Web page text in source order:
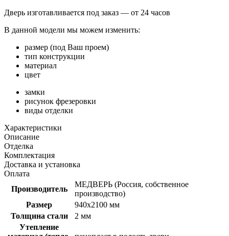
Дверь изготавливается под заказ — от 24 часов
В данной модели мы можем изменить:
размер (под Ваш проем)
тип конструкции
материал
цвет
замки
рисунок фрезеровки
виды отделки
Характеристики
Описание
Отделка
Комплектация
Доставка и установка
Оплата
Производитель
МЕДВЕРЬ (Россия, собственное
производство)
Размер
940х2100 мм
Толщина стали
2 мм
Утепление